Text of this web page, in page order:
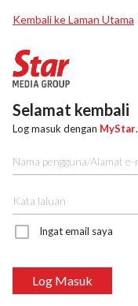
Kembali ke Laman Utama
Selamat kembali
Log masuk dengan MyStar.
Ingat email saya
Log Masuk